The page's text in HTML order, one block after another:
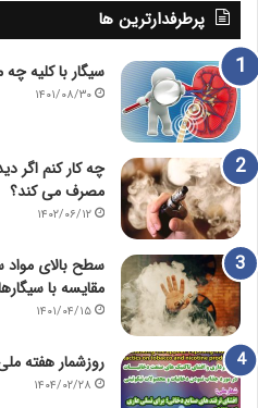
پرطرفدارترین ها
سیگار با کلیه
۱۴۰۱/۰۸/۳۰
چه کار کنم اگر
مصرف می کند؟
۱۴۰۲/۰۶/۱۲
سطح بالای مواد
مقایسه با
۱۴۰۱/۰۴/۱۵
روزشمار هفته ملی
۱۴۰۴/۰۲/۲۸